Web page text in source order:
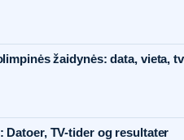
žaidynės: data, vieta,
Datoer, TV-tider og resultater